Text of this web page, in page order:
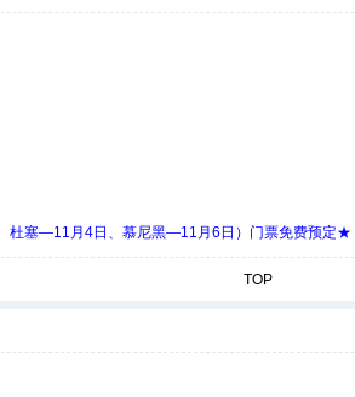
杜塞—11月4日、慕尼黑—11月6日）门票免费预定★
TOP